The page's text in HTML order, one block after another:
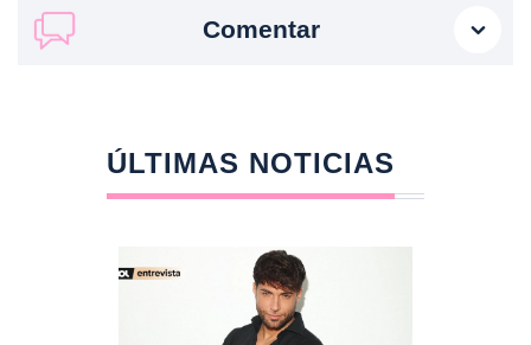
Comentar
ÚLTIMAS NOTICIAS